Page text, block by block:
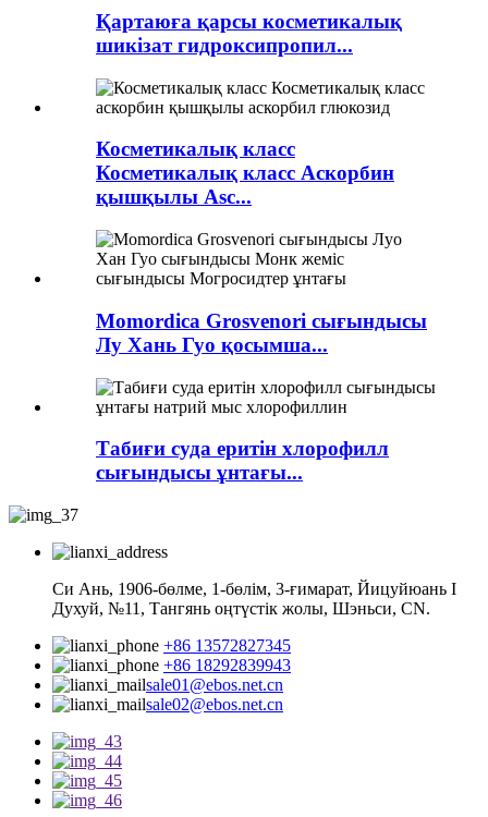
Қартаюға қарсы косметикалық
шикізат гидроксипропил...
Косметикалық класс
Косметикалық класс Аскорбин
қышқылы Asc...
Momordica Grosvenori сығындысы
Лу Хань Гуо қосымша...
Табиғи суда еритін хлорофилл
сығындысы ұнтағы...
Си Ань, 1906-бөлме, 1-бөлім, 3-ғимарат, Йицуйюань I
Духуй, №11, Тангянь оңтүстік жолы, Шэньси, CN.
+86 13572827345
+86 18292839943
sale01@ebos.net.cn
sale02@ebos.net.cn